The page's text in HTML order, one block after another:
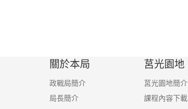
關於本局
政戰局簡介
局長簡介
莒光園地
莒光園地簡介
課程內容下載